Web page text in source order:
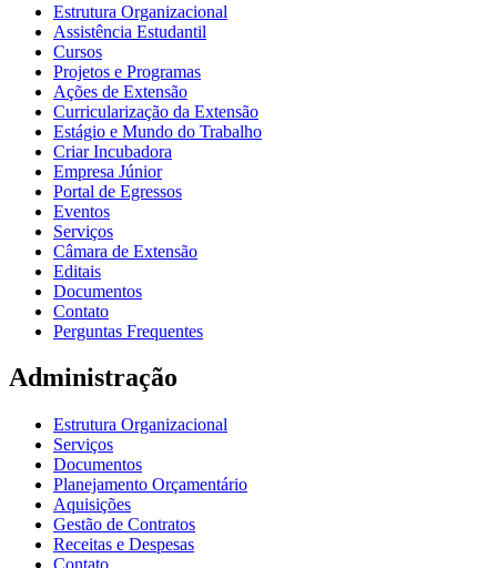
Estrutura Organizacional
Assistência Estudantil
Cursos
Projetos e Programas
Ações de Extensão
Curricularização da Extensão
Estágio e Mundo do Trabalho
Criar Incubadora
Empresa Júnior
Portal de Egressos
Eventos
Serviços
Câmara de Extensão
Editais
Documentos
Contato
Perguntas Frequentes
Administração
Estrutura Organizacional
Serviços
Documentos
Planejamento Orçamentário
Aquisições
Gestão de Contratos
Receitas e Despesas